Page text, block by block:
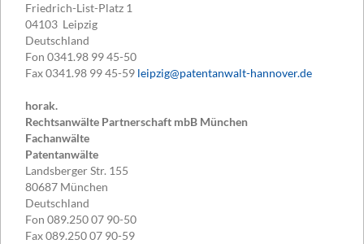
Friedrich-List-Platz 1
04103 Leipzig
Deutschland
Fon 0341.98 99 45-50
Fax0341.98 99 45-59 leipzig@patentanwalt-hannover.de
horak.
Rechtsanwälte Partnerschaft mbB München
Fachanwälte
Patentanwälte
Landsberger Str. 155
80687 München
Deutschland
Fon 089.250 07 90-50
Fax089.250 07 90-59